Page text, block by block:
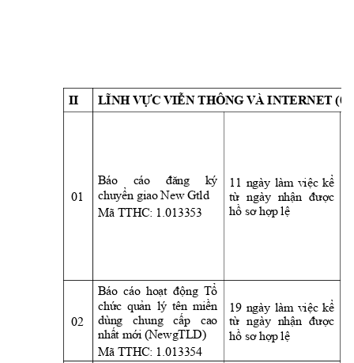
II LĨNH VỰC VIỄN THÔNG VÀ INTERNET
01
Báo cáo đăng
ký
chuyển giao New Gtld
Mã TTHC: 1.013353
11 ngày làm việc kể
từ ngày nhận
được
hồ sơ hợp lệ
02
Báo cáo hoạt  động Tổ
chức quản  lý tên miền
dùng
chung cấp
cao
nhất mới (NewgTLD)
Mã TTHC: 1.013354
19 ngày làm việc kể
từ ngày nhận được
hồ sơ hợp lệ